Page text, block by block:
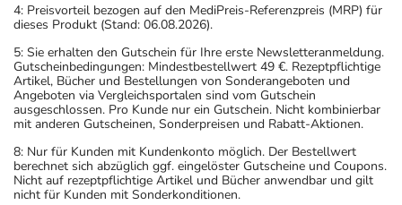
4: Preisvorteil bezogen auf den MediPreis-Referenzpreis (MRP) für
dieses Produkt (Stand: 06.08.2026).
5: Sie erhalten den Gutschein für Ihre erste Newsletteranmeldung.
Gutscheinbedingungen: Mindestbestellwert 49 €. Rezeptpflichtige
Artikel, Bücher und Bestellungen von Sonderangeboten und
Angeboten via Vergleichsportalen sind vom Gutschein
ausgeschlossen. Pro Kunde nur ein Gutschein. Nicht kombinierbar
mit anderen Gutscheinen, Sonderpreisen und Rabatt-Aktionen.
8: Nur für Kunden mit Kundenkonto möglich. Der Bestellwert
berechnet sich abzüglich ggf. eingelöster Gutscheine und Coupons.
Nicht auf rezeptpflichtige Artikel und Bücher anwendbar und gilt
nicht für Kunden mit Sonderkonditionen.